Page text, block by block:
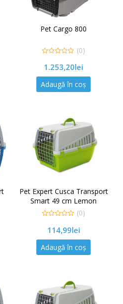
Pet Cargo 800
out
of
5
(0)
1.253,20lei
Adaugă în coș
Pet Expert Cusca Transport
Smart 49 cm Lemon
out
5
(0)
114,99lei
Adaugă în coș